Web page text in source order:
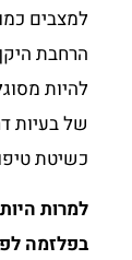
למצבים
הרחבת
להיות
של בעיות
כשיטת
למרות
בפלזמה